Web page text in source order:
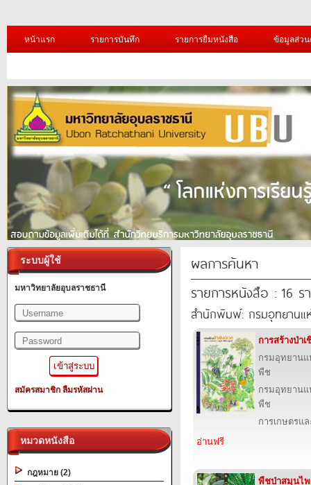
หน้าแรก รายการบันทึก รายการยืมหนังสือ ข้อมูลส่ว
ระบบผู้ใช้
มหาวิทยาลัยอุบลราชธานี
สมัครสมาชิก ลืมรหัสผ่าน
หมวดหนังสือ
กฎหมาย (2)
ผลการค้นหา
รายการหนังสือ : 16 ร
สำนักพิมพ์: กรมอุทยานแ
การสร้างป่าเ
กรมอุทยาน
พืช
กรมอุทยาน
พืช
การเกษตรแ
อ่านฟรี
พืชป่าสมุนไ